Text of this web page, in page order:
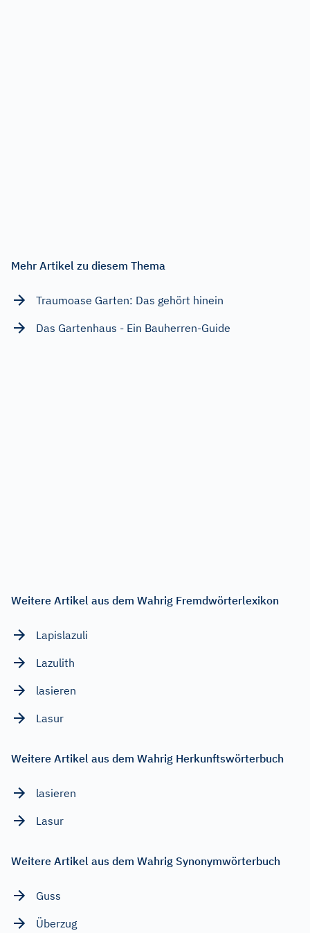
Mehr Artikel zu diesem Thema
Traumoase Garten: Das gehört hinein
Das Gartenhaus - Ein Bauherren-Guide
Weitere Artikel aus dem Wahrig Fremdwörterlexikon
Lapislazuli
Lazulith
lasieren
Lasur
Weitere Artikel aus dem Wahrig Herkunftswörterbuch
lasieren
Lasur
Weitere Artikel aus dem Wahrig Synonymwörterbuch
Guss
Überzug